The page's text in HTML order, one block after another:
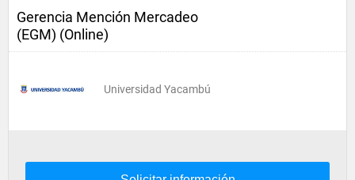
Gerencia Mención Mercadeo
(EGM) (Online)
Universidad Yacambú